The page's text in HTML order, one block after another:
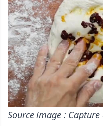
Source image :